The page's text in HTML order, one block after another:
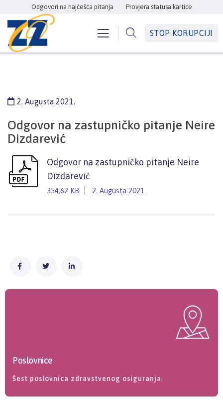
Odgovori na najčešća pitanja Provjera statusa kartice
STOP KORUPCIJI
2. Augusta 2021.
Odgovor na zastupničko pitanje Neire
Dizdarević
Odgovor na zastupničko pitanje Neire
Dizdarević
354,62 KB 2. Augusta 2021.
Poslovnice
Šest poslovnica zdravstvenog osiguranja